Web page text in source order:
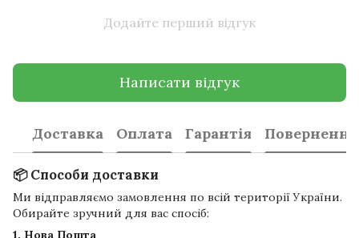
Додайте перший відгук
Написати відгук
Доставка Оплата Гарантія Повернення
📦 Способи доставки
Ми відправляємо замовлення по всій території України.
Обирайте зручний для вас спосіб:
1. Нова Пошта